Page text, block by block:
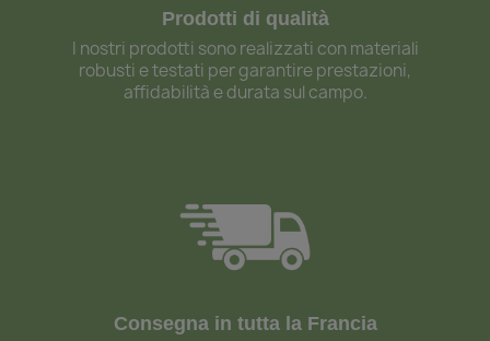
Prodotti di qualità
I nostri prodotti sono realizzati con materiali
robusti e testati per garantire prestazioni,
affidabilità e durata sul campo.
Consegna in tutta la Francia